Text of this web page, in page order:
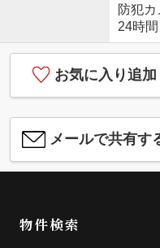
防犯カ
24時
お気に入り追加
メールで共有す
物件検索